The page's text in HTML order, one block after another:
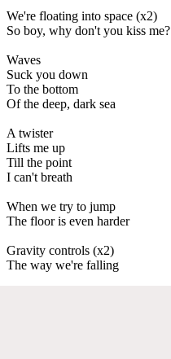
We're floating into space (x2)
So boy, why don't you kiss me?
Waves
Suck you down
To the bottom
Of the deep, dark sea
A twister
Lifts me up
Till the point
I can't breath
When we try to jump
The floor is even harder
Gravity controls (x2)
The way we're falling